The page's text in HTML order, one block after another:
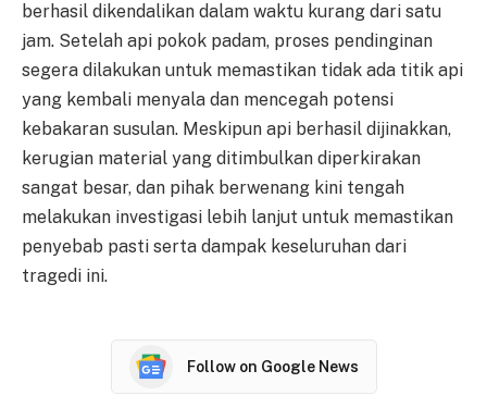
berhasil dikendalikan dalam waktu kurang dari satu
jam. Setelah api pokok padam, proses pendinginan
segera dilakukan untuk memastikan tidak ada titik api
yang kembali menyala dan mencegah potensi
kebakaran susulan. Meskipun api berhasil dijinakkan,
kerugian material yang ditimbulkan diperkirakan
sangat besar, dan pihak berwenang kini tengah
melakukan investigasi lebih lanjut untuk memastikan
penyebab pasti serta dampak keseluruhan dari
tragedi ini.
Follow on Google News